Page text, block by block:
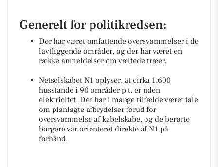
Generelt for politikredsen:
Der har været omfattende oversvømmelser i de
lavtliggende områder, og der har været en
række anmeldelser om væltede træer.
Netselskabet N1 oplyser, at cirka 1.600
husstande i 90 områder p.t. er uden
elektricitet. Der har i mange tilfælde været tale
om planlagte afbrydelser forud for
oversvømmelse af kabelskabe, og de berørte
borgere var orienteret direkte af N1 på
forhånd.